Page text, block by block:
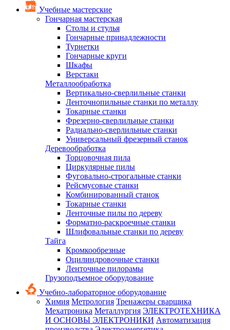
Учебные мастерские
Гончарная мастерская
Столы и стулья
Гончарные принадлежности
Турнетки
Гончарные круги
Шкафы
Верстаки
Металлообработка
Вертикально-сверлильные станки
Ленточнопильные станки по металлу
Токарные станки
Фрезерно-сверлильные станки
Радиально-сверлильные станки
Универсальный фрезерный станок
Деревообработка
Торцовочная пила
Циркулярные пилы
Фуговально-строгальные станки
Рейсмусовые станки
Комбинированный станок
Токарные станки
Ленточные пилы по дереву
Форматно-раскроечные станки
Шлифовальные станки по дереву
Тайга
Кромкообрезные
Оцилиндровочные станки
Ленточные пилорамы
Грузоподъемное оборудование
Учебно-лабораторное оборудование
Химия Метрология Тренажеры сварщика
Мехатроника Металлургия ЭЛЕКТРОТЕХНИКА
И ОСНОВЫ ЭЛЕКТРОНИКИ Автоматизация